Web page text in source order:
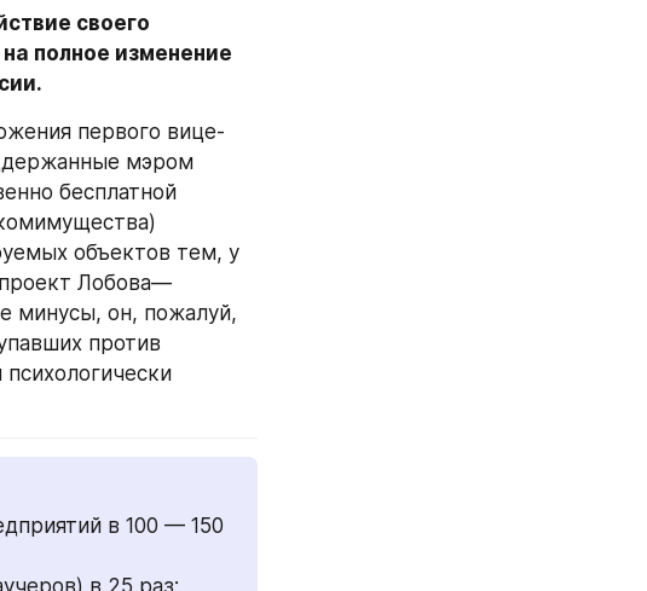
своего
полное изменение
первого вице-
мэром
бесплатной
объектов тем, у
Лобова—
минусы, он, пожалуй,
против
в 100 — 150
в 25 раз;